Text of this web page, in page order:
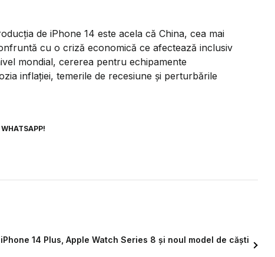
de iPhone 14 este acela că China, cea mai
cu o criză economică ce afectează inclusiv
mondial, cererea pentru echipamente
inflaţiei, temerile de recesiune şi perturbările
14 Plus, Apple Watch Series 8 și noul model de căști